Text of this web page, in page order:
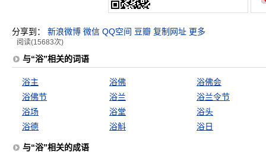
分享到： 新浪微博 微信 QQ空间 豆瓣 复制网址 更多
阅读(15683次)
与“浴”相关的词语
浴主 浴佛
浴佛会
浴佛节
浴兰
浴兰令节
浴场
浴堂
浴头
浴德
浴斛 浴日
与“浴”相关的成语